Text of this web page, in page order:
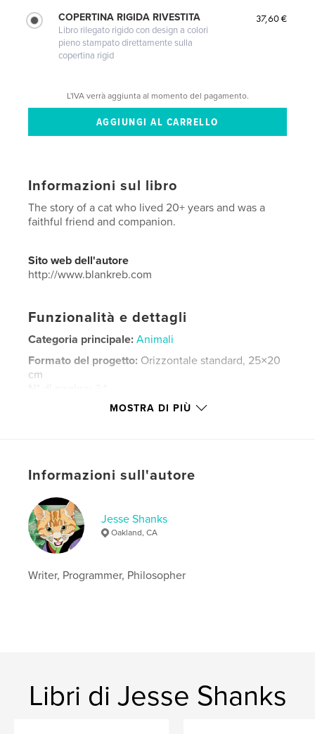
COPERTINA RIGIDA RIVESTITA
Libro rilegato rigido con design a colori
pieno stampato direttamente sulla
copertina rigid
37,60 €
L'IVA verrà aggiunta al momento del pagamento.
Informazioni sul libro
The story of a cat who lived 20+ years and was a
faithful friend and companion.
Sito web dell'autore
http://www.blankreb.com
Funzionalità e dettagli
Categoria principale: Animali
Formato del progetto: Orizzontale standard, 25×20
cm
Data di pubblicazione:lug 30, 2012
pets , cats
MOSTRA DI PIÙ
Informazioni sull'autore
Jesse Shanks
Oakland, CA
Writer, Programmer, Philosopher
Libri di Jesse Shanks